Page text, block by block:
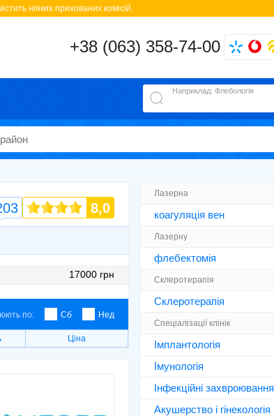
ніяких прихованих комісій.
+38 (063) 358-74-00
Наприклад: Флебологія
17000 грн
8,0
по: Сб Нед
Ціна
Лазерна
коагуляція вен
Лазерну
флебектомія
Склеротерапія
Склеротерапія
Спеціалізації клінік
Імплантологія
Імунологія
Інфекційні захвроювання
Акушерство і гінекологія